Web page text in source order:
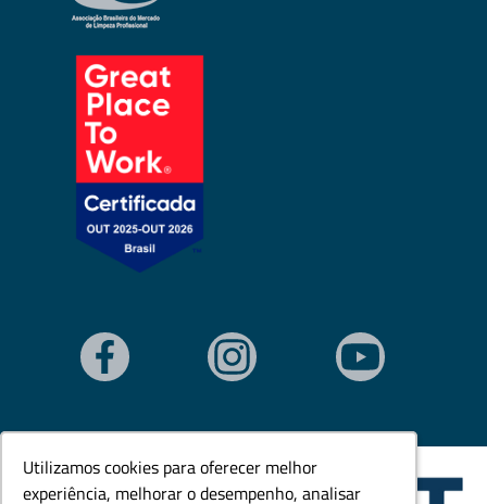
Utilizamos cookies para oferecer melhor
experiência, melhorar o desempenho, analisar
Utilizamos cookies para oferecer melhor
experiência, melhorar o desempenho, analisar